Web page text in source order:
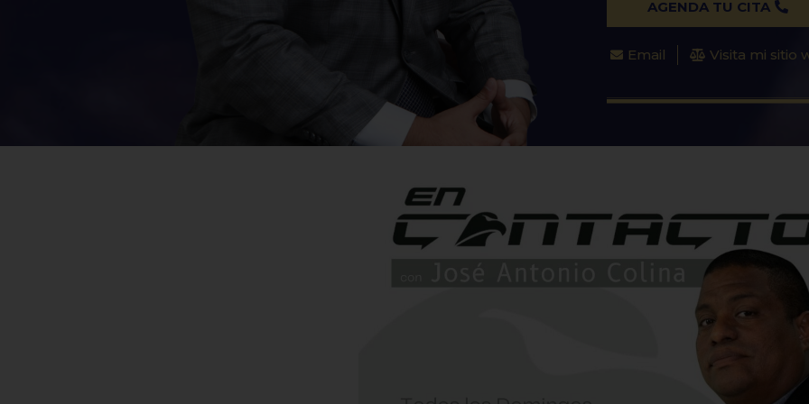
AGENDA TU CITA
Email Visita mi sitio